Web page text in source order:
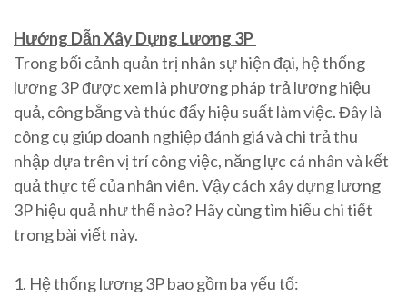
Hướng Dẫn Xây Dựng Lương 3P
Trong bối cảnh quản trị nhân sự hiện đại, hệ thống
lương 3P được xem là phương pháp trả lương hiệu
quả, công bằng và thúc đẩy hiệu suất làm việc. Đây là
công cụ giúp doanh nghiệp đánh giá và chi trả thu
nhập dựa trên vị trí công việc, năng lực cá nhân và kết
quả thực tế của nhân viên. Vậy cách xây dựng lương
3P hiệu quả như thế nào? Hãy cùng tìm hiểu chi tiết
trong bài viết này.
1. Hệ thống lương 3P bao gồm ba yếu tố: